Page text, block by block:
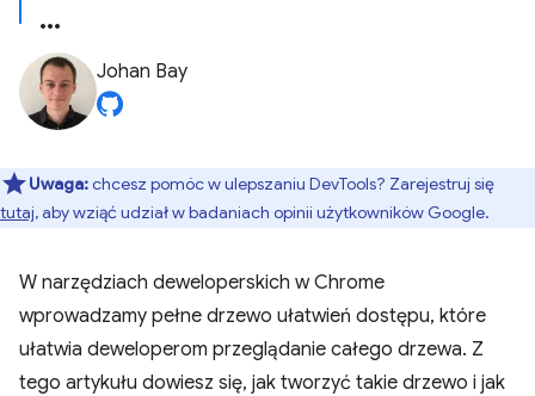
Johan Bay
Uwaga:chcesz pomóc w ulepszaniu DevTools? Zarejestruj się
tutaj, aby wziąć udział w badaniach opinii użytkowników Google.
W narzędziach deweloperskich w Chrome
wprowadzamy pełne drzewo ułatwień dostępu, które
ułatwia deweloperom przeglądanie całego drzewa. Z
tego artykułu dowiesz się, jak tworzyć takie drzewo i jak